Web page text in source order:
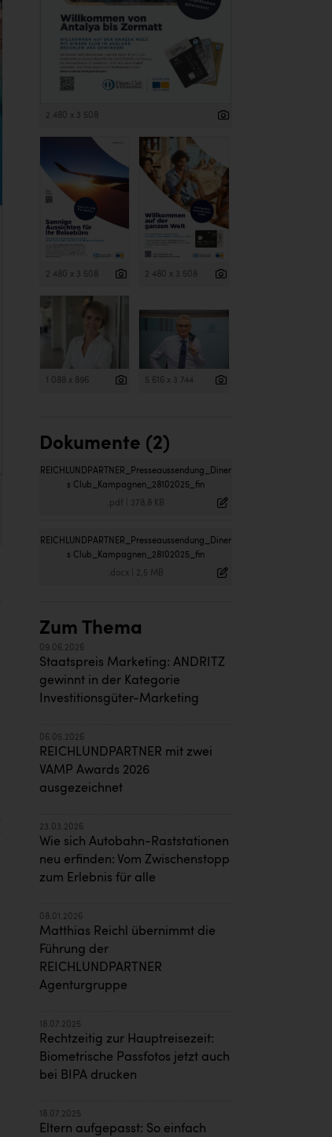
2 480 x 3 508
2 480 x 3 508 2 480 x 3 508
1 088 x 896 5 616 x 3 744
Dokumente (2)
REICHLUNDPARTNER_Presseaussendung_Diner
s Club_Kampagnen_28102025_fin
.pdf 378,8 KB
REICHLUNDPARTNER_Presseaussendung_Diner
s Club_Kampagnen_28102025_fin
.docx| 2,5 MB
Zum Thema
09.06.2026
Staatspreis Marketing: ANDRITZ
gewinnt in der Kategorie
Investitionsgüter-Marketing
06.05.2026
REICHLUNDPARTNER mit zwei
VAMP Awards 2026
ausgezeichnet
23.03.2026
Wie sich Autobahn-Raststationen
neu erfinden: Vom Zwischenstopp
zum Erlebnis für alle
08.01.2026
Matthias Reichl übernimmt die
Führung der
REICHLUNDPARTNER
Agenturgruppe
18.07.2025
Rechtzeitig zur Hauptreisezeit:
Biometrische Passfotos jetzt auch
bei BIPA drucken
18.07.2025
Eltern aufgepasst: So einfach